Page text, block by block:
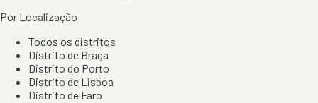
Por Localização
Todos os distritos
Distrito de Braga
Distrito do Porto
Distrito de Lisboa
Distrito de Faro